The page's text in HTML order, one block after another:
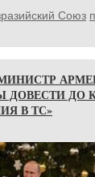
Союз
ДОВЕСТИ ДО
В ТС»